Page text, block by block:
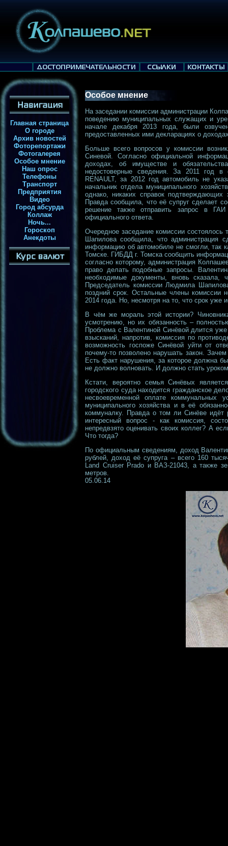
Главная страница
О городе
Архив новостей
Фоторепортажи
Фотогалерея
Особое мнение
Наш опрос
Телефоны
Транспорт
Предприятия
Видео
Город абсурда
Коллаж
Ночь...
Гороскоп
Анекдоты
Особое мнение
На заседании комиссии администрации
поведению муниципальных служащих и
начале декабря 2013 года, были
предоставленных ими декларациях о
Больше всего вопросов у комиссии
Синевой. Согласно официальной
доходах, об имуществе и
недостоверные сведения. За 2011 год в
RENAULT, за 2012 год автомобиль не
начальник отдела муниципального
однако, никаких справок
Правда сообщила, что её супруг сделает
решение также отправить запрос в
официального ответа.
Очередное заседание комиссии
Шапилова сообщила, что администрация
информацию об автомобиле не смогли, так
Томске. ГИБДД г. Томска сообщить
согласно которому, администрация
право делать подобные запросы.
необходимые документы, вновь сказала,
Председатель комиссии Людмила
поздний срок. Остальные члены комиссии
2014 года. Но, несмотря на то, что срок уже
В чём же мораль этой истории?
усмотрению, но их обязанность –
Проблема с Валентиной Синёвой длится
взысканий, напротив, комиссия по
возможность госпоже Синёвой уйти от
почему-то позволено нарушать закон.
Есть факт нарушения, за которое должна
не должно волновать. И должно стать
Кстати, вероятно семья Синёвых
городского суда находится гражданское
несвоевременной оплате
муниципального хозяйства и в её
коммуналку. Правда о том ли Синёве идёт
интересный вопрос - как комиссия,
непредвзято оценивать своих коллег? А
Что тогда?
По официальным сведениям, доход
рублей, доход её супруга – всего 160
Land Cruiser Prado и ВАЗ-21043, а также
метров.
05.06.14